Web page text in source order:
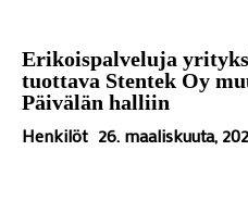
Erikoispalveluja
tuottava Stentek Oy
Päivälän halliin
Henkilöt 26. maaliskuuta,